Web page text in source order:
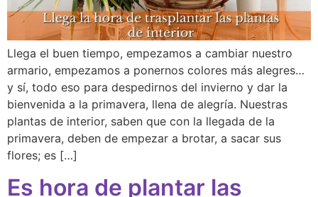
Llega el buen tiempo, empezamos a cambiar nuestro
armario, empezamos a ponernos colores más alegres…
y sí, todo eso para despedirnos del invierno y dar la
bienvenida a la primavera, llena de alegría. Nuestras
plantas de interior, saben que con la llegada de la
primavera, deben de empezar a brotar, a sacar sus
flores; es […]
Es hora de plantar las